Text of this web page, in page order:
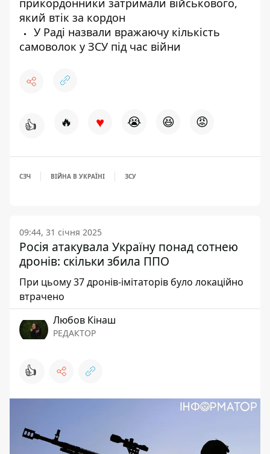
прикордонники затримали військового,
який втік за кордон
У Раді назвали вражаючу кількість
самоволок у ЗСУ під час війни
👍 🔥 ♥ 😭 😆 😡
СЗЧ ВІЙНА В УКРАЇНІ ЗСУ
09:44, 31 січня 2025
Росія атакувала Україну понад сотнею
дронів: скільки збила ППО
При цьому 37 дронів-імітаторів було локаційно
втрачено
Любов Кінаш
РЕДАКТОР
👍